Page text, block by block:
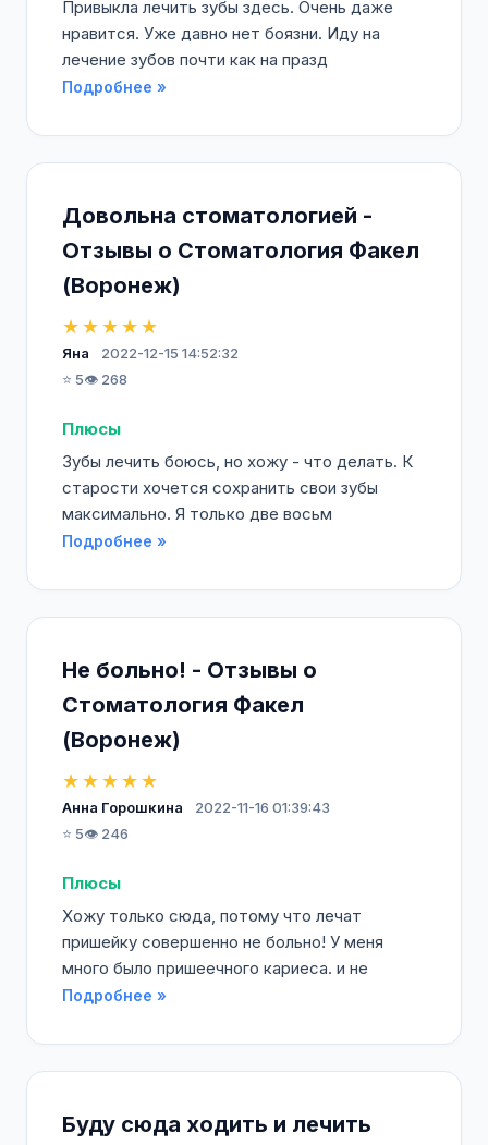
Привыкла лечить зубы здесь. Очень даже
нравится. Уже давно нет боязни. Иду на
лечение зубов почти как на празд
Подробнее »
Довольна стоматологией -
Отзывы о Стоматология Факел
(Воронеж)
★★★★★
Яна
2022-12-15 14:52:32
⭐ 5👁️ 268
Плюсы
Зубы лечить боюсь, но хожу - что делать. К
старости хочется сохранить свои зубы
максимально. Я только две восьм
Подробнее »
Не больно! - Отзывы о
Стоматология Факел
(Воронеж)
★★★★★
Анна Горошкина
2022-11-16 01:39:43
⭐ 5👁️ 246
Плюсы
Хожу только сюда, потому что лечат
пришейку совершенно не больно! У меня
много было пришеечного кариеса. и не
Подробнее »
Буду сюда ходить и лечить